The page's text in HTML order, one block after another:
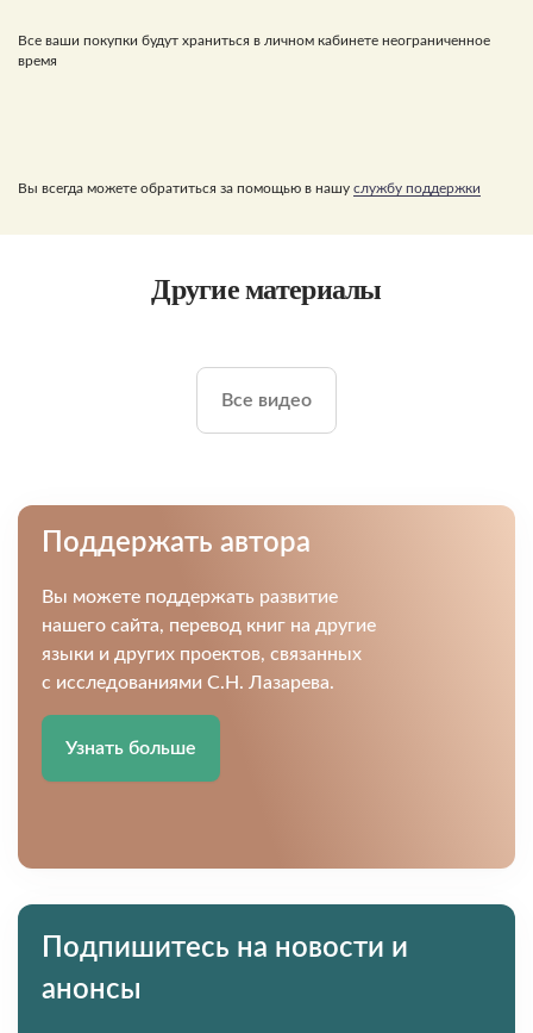
Все ваши покупки будут храниться в личном кабинете неограниченное
время
Вы всегда можете обратиться за помощью в нашу службу поддержки
Другие материалы
Все видео
Поддержать автора
Вы можете поддержать развитие
нашего сайта, перевод книг на другие
языки и других проектов, связанных
с исследованиями С.Н. Лазарева.
Узнать больше
Подпишитесь на новости и
анонсы